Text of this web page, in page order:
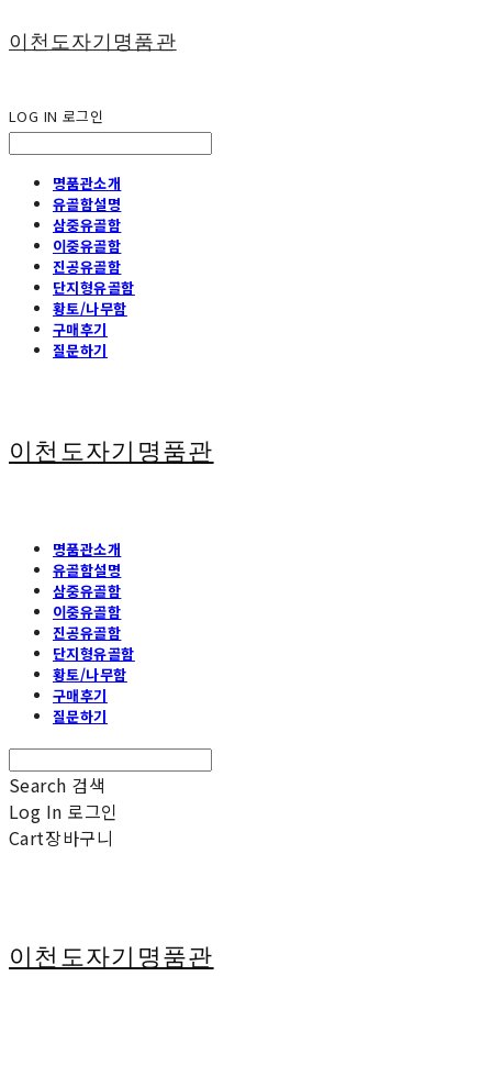
이천도자기명품관
LOG IN 로그인
명품관소개
유골함설명
삼중유골함
이중유골함
진공유골함
단지형유골함
황토/나무함
구매후기
질문하기
이천도자기명품관
명품관소개
유골함설명
삼중유골함
이중유골함
진공유골함
단지형유골함
황토/나무함
구매후기
질문하기
Search 검색
Log In 로그인
Cart장바구니
이천도자기명품관